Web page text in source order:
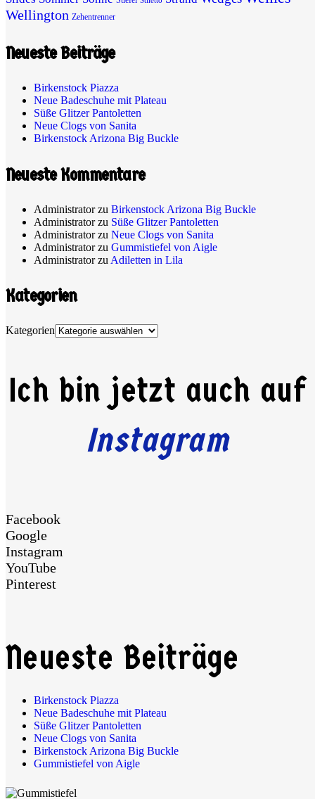
Wellington Zehentrenner
Neueste Beiträge
Birkenstock Piazza
Neue Badeschuhe mit Plateau
Süße Glitzer Pantoletten
Neue Clogs von Sanita
Birkenstock Arizona Big Buckle
Neueste Kommentare
Administratorzu Birkenstock Arizona Big Buckle
Administratorzu Süße Glitzer Pantoletten
Administratorzu Neue Clogs von Sanita
Administratorzu Gummistiefel von Aigle
Administratorzu Adiletten in Lila
Kategorien
Kategorien
Ich bin jetzt auch auf
Instagram
Facebook
Google
Instagram
YouTube
Pinterest
Neueste Beiträge
Birkenstock Piazza
Neue Badeschuhe mit Plateau
Süße Glitzer Pantoletten
Neue Clogs von Sanita
Birkenstock Arizona Big Buckle
Gummistiefel von Aigle